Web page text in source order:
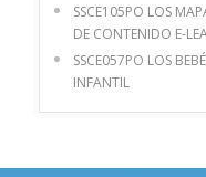
SSCE105PO LOS
DE CONTENIDO E-
SSCE057PO LOS
INFANTIL